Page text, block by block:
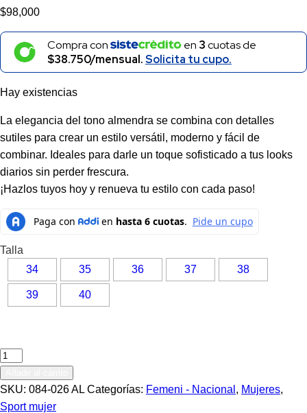
$98,000
Compra con en 3cuotas de
$38.750/mensual.Solicita tu cupo.
Hay existencias
La elegancia del tono almendra se combina con detalles
sutiles para crear un estilo versátil, moderno y fácil de
combinar. Ideales para darle un toque sofisticado a tus looks
diarios sin perder frescura.
¡Hazlos tuyos hoy y renueva tu estilo con cada paso!
Talla
34
35 36 37 38
39 40
Tenis
para
mujer
en
SKU: 084-026 AL Categorías: Femeni - Nacional , Mujeres,
Sport mujer